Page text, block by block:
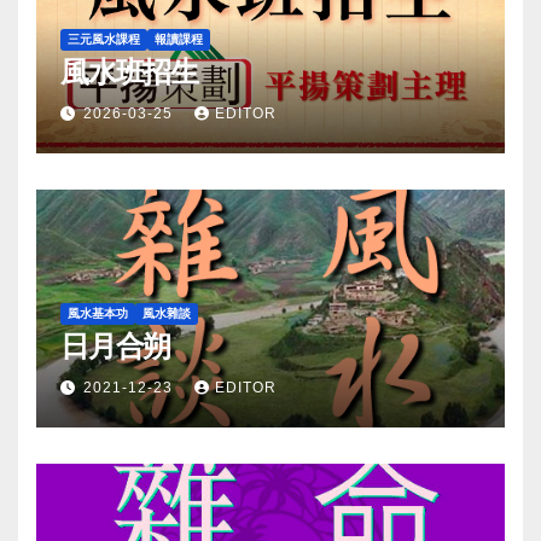
三元風水課程 報讀課程
風水班招生
2026-03-25 EDITOR
風水基本功 風水雜談
日月合朔
2021-12-23 EDITOR